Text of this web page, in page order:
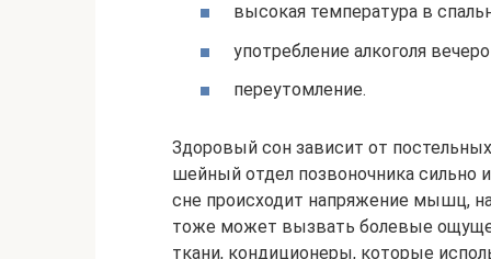
высокая температура в
употребление алкоголя
переутомление.
Здоровый сон зависит от
шейный отдел позвоночника сильно
сне происходит напряжение мышц,
тоже может вызвать болевые
ткани, кондиционеры, которые